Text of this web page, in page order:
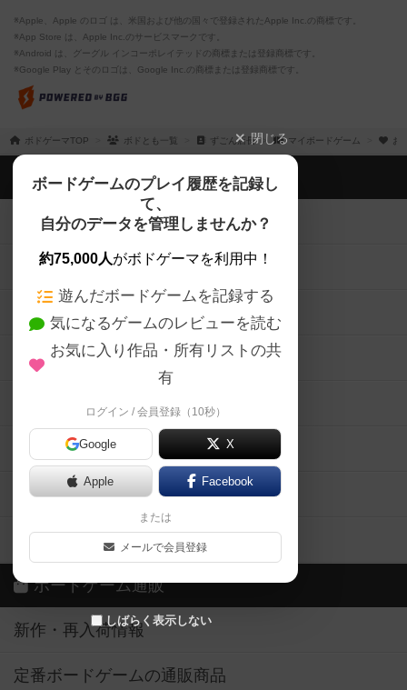
※Apple、Apple のロゴ は、米国および他の国々で登録されたApple Inc.の商標です。
※App Store は、Apple Inc.のサービスマークです。
※Android は、グーグル インコーポレイテッドの商標または登録商標です。
※Google Play とそのロゴは、Google Inc.の商標または登録商標です。
ボドゲーマTOP ボドとも一覧 ずごん店長 マイボードゲーム お
閉じる
ボードゲームのプレイ履歴を記録し
て、
自分のデータを管理しませんか？
約75,000人がボドゲーマを利用中！
遊んだボードゲームを記録する
気になるゲームのレビューを読む
お気に入り作品・所有リストの共
有
ログイン / 会員登録（10秒）
Google X
Apple Facebook
または
メールで会員登録
しばらく表示しない
ボドゲーマTOP
ボードゲームを検索する
ボードゲームの新着レビュー
ボードゲーム会情報
メカニクス特集
掲示板・トピックス
ボドとも・会員一覧
ボードゲーム業界コラム
ボドゲーマご利用案内
ボードゲーム通販
新作・再入荷情報
定番ボードゲームの通販商品